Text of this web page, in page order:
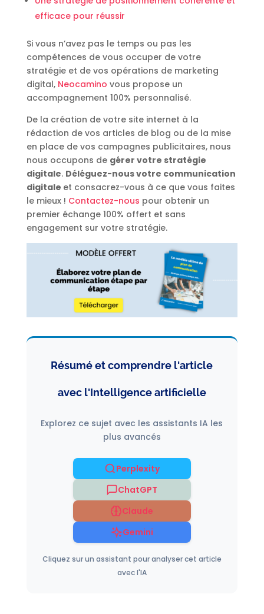
efficace pour réussir
Si vous n’avez pas le temps ou pas les
compétences de vous occuper de votre
stratégie et de vos opérations de marketing
digital, Neocamino vous propose un
accompagnement 100% personnalisé.
De la création de votre site internet à la
rédaction de vos articles de blog ou de la mise
en place de vos campagnes publicitaires, nous
nous occupons de gérer votre stratégie
digitale. Déléguez-nous votre communication
digitale et consacrez-vous à ce que vous faites
le mieux ! Contactez-nous pour obtenir un
premier échange 100% offert et sans
engagement sur votre stratégie.
Résumé et comprendre l'article
avec l'Intelligence artificielle
Explorez ce sujet avec les assistants IA les
plus avancés
Perplexity
ChatGPT
Claude
Gemini
Cliquez sur un assistant pour analyser cet article
avec l'IA